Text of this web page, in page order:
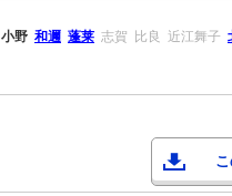
小野 和邇 蓬莱 志賀 比良 近江舞子